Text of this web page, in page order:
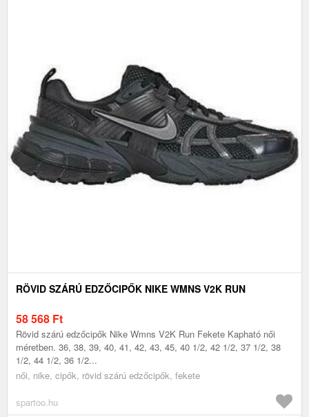
RÖVID SZÁRÚ EDZŐCIPŐK NIKE WMNS V2K RUN
58 568 Ft
Rövid szárú edzőcipők Nike Wmns V2K Run Fekete Kapható női
méretben. 36, 38, 39, 40, 41, 42, 43, 45, 40 1/2, 42 1/2, 37 1/2, 38
1/2, 44 1/2, 36 1/2...
női, nike, cipők, rövid szárú edzőcipők, fekete
spartoo.hu